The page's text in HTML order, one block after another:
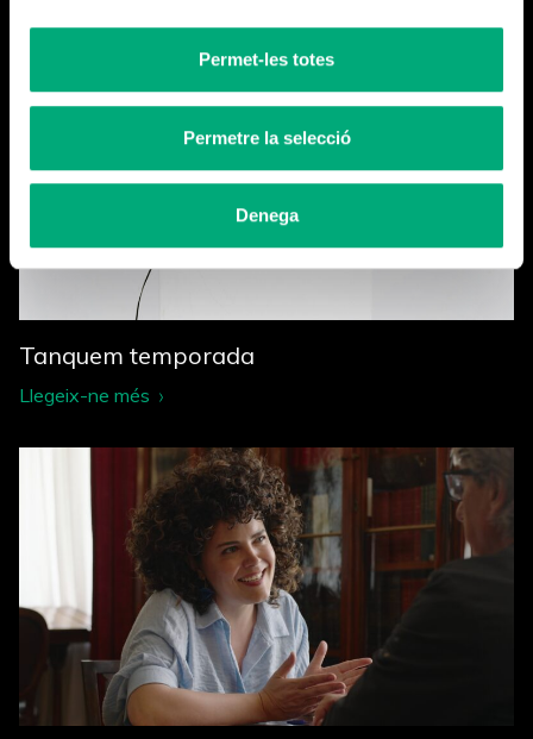
Permet-les totes
Permetre la selecció
Denega
Tanquem temporada
Llegeix-ne més